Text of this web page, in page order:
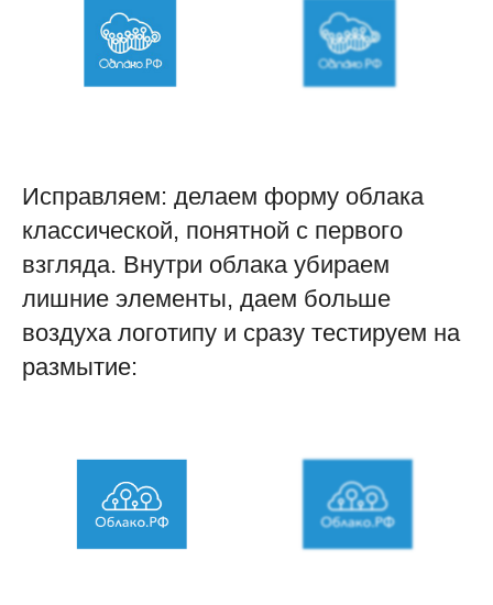
Исправляем: делаем форму облака
классической, понятной с первого
взгляда. Внутри облака убираем
лишние элементы, даем больше
воздуха логотипу и сразу тестируем на
размытие: